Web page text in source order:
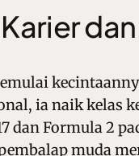
ia naik kelas
dan Formula 2
muda